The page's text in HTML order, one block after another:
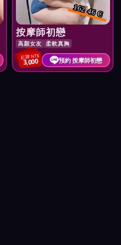
162 46 C
按摩師初戀
高顏女友 柔軟真胸
紅牌 NT$
3,000 預約 按摩師初戀